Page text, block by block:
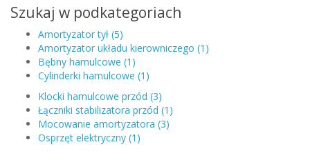
Szukaj w podkategoriach
Amortyzator tył (5)
Amortyzator układu kierowniczego (1)
Bębny hamulcowe (1)
Cylinderki hamulcowe (1)
Klocki hamulcowe przód (3)
Łączniki stabilizatora przód (1)
Mocowanie amortyzatora (3)
Osprzęt elektryczny (1)